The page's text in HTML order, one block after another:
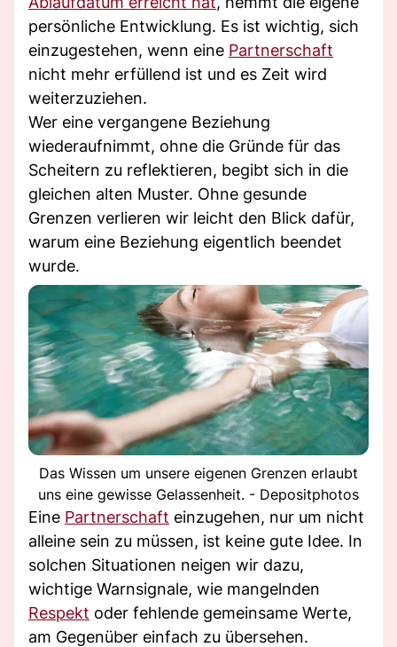
persönliche Entwicklung. Es ist wichtig, sich
einzugestehen, wenn eine Partnerschaft
nicht mehr erfüllend ist und es Zeit wird
weiterzuziehen.
Wer eine vergangene Beziehung
wiederaufnimmt, ohne die Gründe für das
Scheitern zu reflektieren, begibt sich in die
gleichen alten Muster. Ohne gesunde
Grenzen verlieren wir leicht den Blick dafür,
warum eine Beziehung eigentlich beendet
wurde.
Das Wissen um unsere eigenen Grenzen erlaubt
uns eine gewisse Gelassenheit. - Depositphotos
Eine Partnerschaft einzugehen, nur um nicht
alleine sein zu müssen, ist keine gute Idee. In
solchen Situationen neigen wir dazu,
wichtige Warnsignale, wie mangelnden
Respekt oder fehlende gemeinsame Werte,
am Gegenüber einfach zu übersehen.